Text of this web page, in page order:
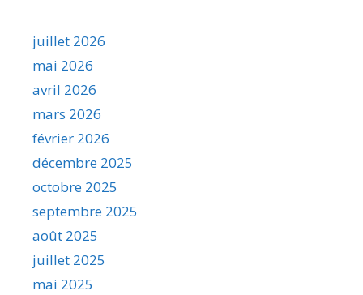
juillet 2026
mai 2026
avril 2026
mars 2026
février 2026
décembre 2025
octobre 2025
septembre 2025
août 2025
juillet 2025
mai 2025